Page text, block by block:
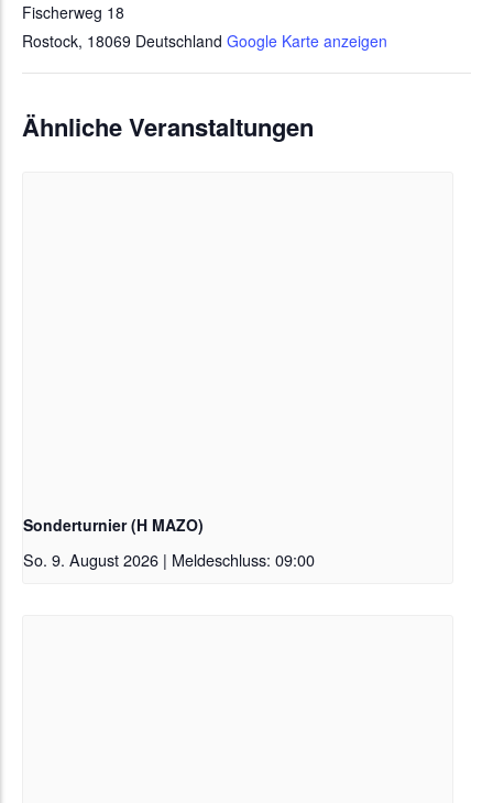
Fischerweg 18
Rostock, 18069 Deutschland Google Karte anzeigen
Ähnliche Veranstaltungen
Sonderturnier (H MAZO)
So. 9. August 2026 | Meldeschluss: 09:00